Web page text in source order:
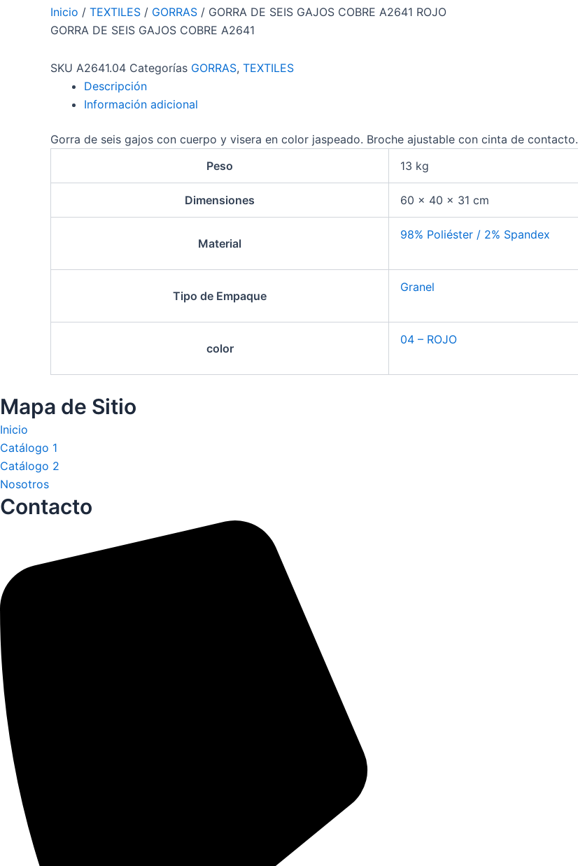
Inicio / TEXTILES / GORRAS / GORRA DE SEIS GAJOS COBRE A2641 ROJO
GORRA DE SEIS GAJOS COBRE A2641
SKU A2641.04 Categorías GORRAS, TEXTILES
Descripción
Información adicional
Gorra de seis gajos con cuerpo y visera en color jaspeado. Broche ajustable con cinta de contacto.
Peso
13 kg
Dimensiones 60 × 40 × 31 cm
Material
98% Poliéster / 2% Spandex
Tipo de Empaque
Granel
color
04 – ROJO
Mapa de Sitio
Inicio
Catálogo 1
Catálogo 2
Nosotros
Contacto